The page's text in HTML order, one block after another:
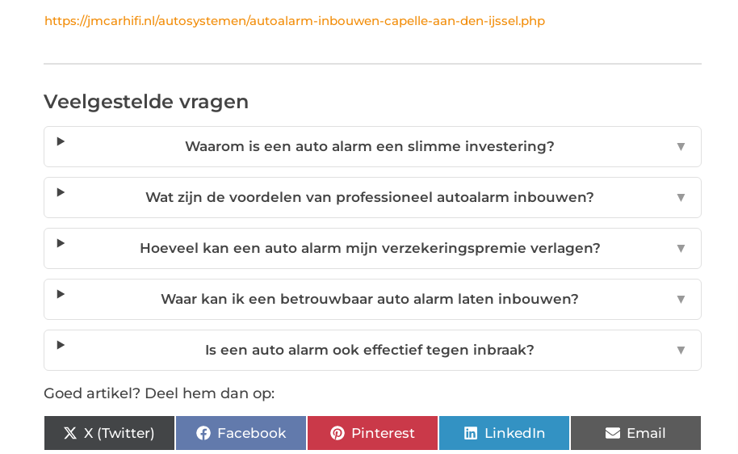
https://jmcarhifi.nl/autosystemen/autoalarm-inbouwen-capelle-aan-den-ijssel.php
Veelgestelde vragen
Waarom is een auto alarm een slimme investering? ▼
Wat zijn de voordelen van professioneel autoalarm inbouwen? ▼
Hoeveel kan een auto alarm mijn verzekeringspremie verlagen? ▼
Waar kan ik een betrouwbaar auto alarm laten inbouwen? ▼
Is een auto alarm ook effectief tegen inbraak? ▼
Goed artikel? Deel hem dan op:
X (Twitter) Facebook Pinterest LinkedIn Email